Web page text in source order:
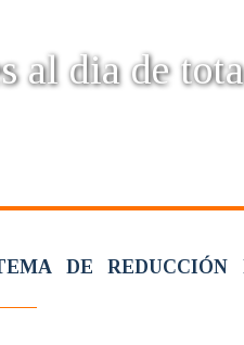
al dia de
DE